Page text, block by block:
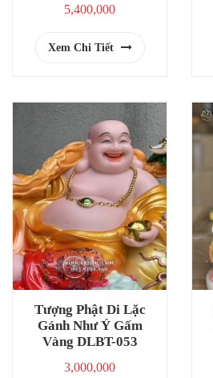
5,400,000
Xem Chi Tiết
Tượng Phật Di Lặc
Gánh Như Ý Gấm
Vàng DLBT-053
3,000,000